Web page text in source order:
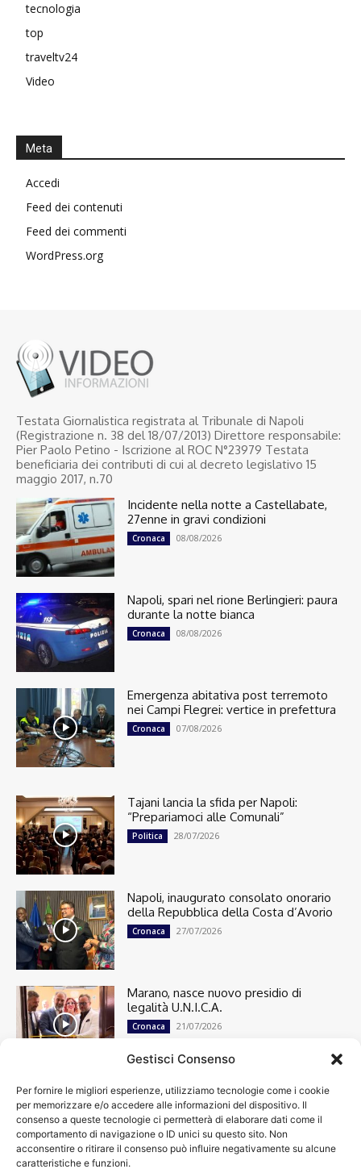
Gestisci Consenso
Per fornire le migliori esperienze, utilizziamo tecnologie come i cookie
per memorizzare e/o accedere alle informazioni del dispositivo. Il
consenso a queste tecnologie ci permetterà di elaborare dati come il
comportamento di navigazione o ID unici su questo sito. Non
acconsentire o ritirare il consenso può influire negativamente su alcune
caratteristiche e funzioni.
tecnologia
top
traveltv24
Video
Meta
Accedi
Feed dei contenuti
Feed dei commenti
WordPress.org
Testata Giornalistica registrata al Tribunale di Napoli
(Registrazione n. 38 del 18/07/2013) Direttore responsabile:
Pier Paolo Petino - Iscrizione al ROC N°23979 Testata
beneficiaria dei contributi di cui al decreto legislativo 15
maggio 2017, n.70
Incidente nella notte a Castellabate,
27enne in gravi condizioni
Cronaca 08/08/2026
Napoli, spari nel rione Berlingieri: paura
durante la notte bianca
Cronaca 08/08/2026
Emergenza abitativa post terremoto
nei Campi Flegrei: vertice in prefettura
Cronaca 07/08/2026
Tajani lancia la sfida per Napoli:
“Prepariamoci alle Comunali”
Politica 28/07/2026
Napoli, inaugurato consolato onorario
della Repubblica della Costa d’Avorio
Cronaca 27/07/2026
Marano, nasce nuovo presidio di
legalità U.N.I.C.A.
Cronaca 21/07/2026
Cronaca
13501
Attualità
7304
top
News
4209